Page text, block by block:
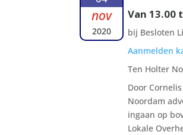
nov
2020
Van 13.00
bij Besloten
Aanmelden
Ten Holter
Door
Noordam
ingaan op
Lokale